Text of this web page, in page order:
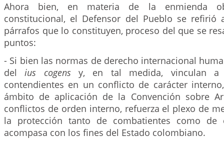
Ahora bien, en materia de la enmienda
constitucional, el Defensor del Pueblo se refirió
párrafos que lo constituyen, proceso del que se
puntos:
- Si bien las normas de derecho internacional
delius cogensy, en tal medida, vinculan a
contendientes en un conflicto de carácter
ámbito de aplicación de la Convención sobre
conflictos de orden interno, refuerza el plexo de
la protección tanto de combatientes como de
acompasa con los fines del Estado colombiano.